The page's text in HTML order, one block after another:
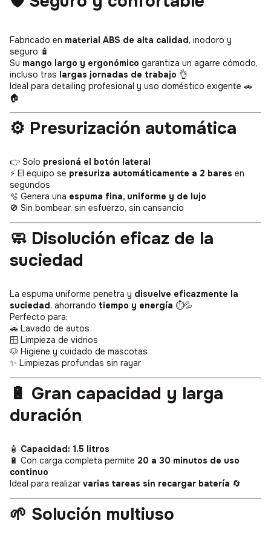
Fabricado en material ABS de alta calidad, inodoro y
seguro 🧴
Su mango largo y ergonómico garantiza un agarre cómodo,
incluso tras largas jornadas de trabajo 👌
Ideal para detailing profesional y uso doméstico exigente 🚗
🏠
⚙️ Presurización automática
👉 Solo presioná el botón lateral
⚡ El equipo se presuriza automáticamente a 2 bares en
segundos
🫧 Genera una espuma fina, uniforme y de lujo
🚫 Sin bombear, sin esfuerzo, sin cansancio
🧼 Disolución eficaz de la
suciedad
La espuma uniforme penetra y disuelve eficazmente la
suciedad, ahorrando tiempo y energía ⏱️💦
Perfecto para:
🚗 Lavado de autos
🪟 Limpieza de vidrios
🐶 Higiene y cuidado de mascotas
✨ Limpiezas profundas sin rayar
🔋 Gran capacidad y larga
duración
🧴 Capacidad: 1.5 litros
🔋 Con carga completa permite 20 a 30 minutos de uso
continuo
Ideal para realizar varias tareas sin recargar batería 🔄
🌱 Solución multiuso